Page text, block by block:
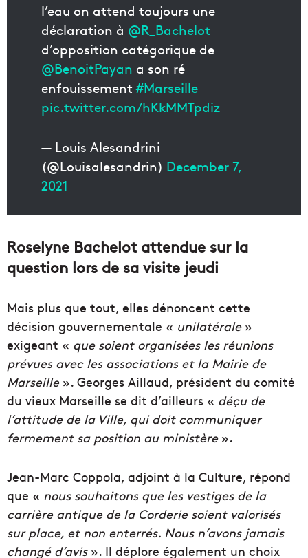
l’eau on attend toujours une
déclaration à @R_Bachelot
d’opposition catégorique de
@BenoitPayan a son ré
enfouissement#Marseille
pic.twitter.com/hKkMMTpdiz
— Louis Alesandrini
(@Louisalesandrin) December 7,
2021
Roselyne Bachelot attendue sur la
question lors de sa visite jeudi
Mais plus que tout, elles dénoncent cette
décision gouvernementale « unilatérale»
exigeant « que soient organisées les réunions
prévues avec les associations et la Mairie de
Marseille». Georges Aillaud, président du comité
du vieux Marseille se dit d’ailleurs « déçu de
l’attitude de la Ville, qui doit communiquer
fermement sa position au ministère».
Jean-Marc Coppola, adjoint à la Culture, répond
que « nous souhaitons que les vestiges de la
carrière antique de la Corderie soient valorisés
sur place, et non enterrés. Nous n’avons jamais
changé d’avis». Il déplore également un choix